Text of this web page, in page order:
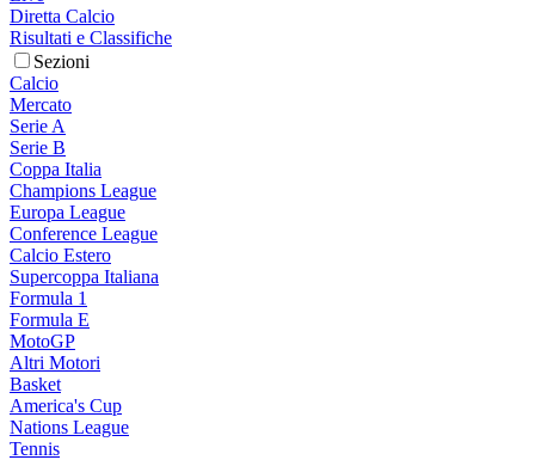
Diretta Calcio
Risultati e Classifiche
Sezioni
Calcio
Mercato
Serie A
Serie B
Coppa Italia
Champions League
Europa League
Conference League
Calcio Estero
Supercoppa Italiana
Formula 1
Formula E
MotoGP
Altri Motori
Basket
America's Cup
Nations League
Tennis